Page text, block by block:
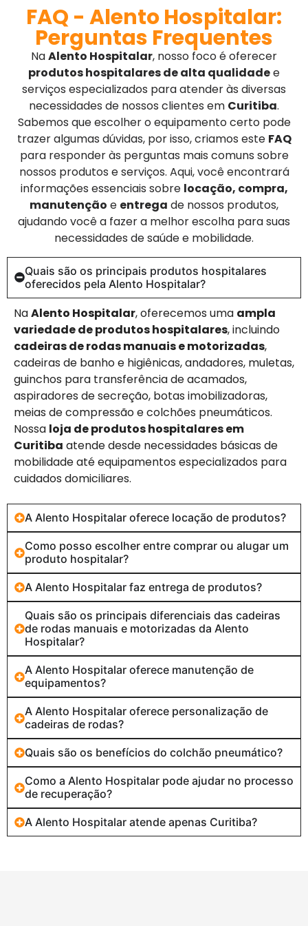
FAQ - Alento Hospitalar:
Perguntas Frequentes
NaAlento Hospitalar, nosso foco é oferecer
produtos hospitalares de alta qualidadee
serviços especializados para atender às diversas
necessidades de nossos clientes em Curitiba.
Sabemos que escolher o equipamento certo pode
trazer algumas dúvidas, por isso, criamos este FAQ
para responder às perguntas mais comuns sobre
nossos produtos e serviços. Aqui, você encontrará
informações essenciais sobre locação, compra,
manutenção e entrega de nossos produtos,
ajudando você a fazer a melhor escolha para suas
necessidades de saúde e mobilidade.
Quais são os principais produtos hospitalares
oferecidos pela Alento Hospitalar?
NaAlento Hospitalar, oferecemos uma ampla
variedade de produtos hospitalares, incluindo
cadeiras de rodas manuais e motorizadas,
cadeiras de banho e higiênicas, andadores, muletas,
guinchos para transferência de acamados,
aspiradores de secreção, botas imobilizadoras,
meias de compressão e colchões pneumáticos.
Nossa loja de produtos hospitalares em
Curitiba atende desde necessidades básicas de
mobilidade até equipamentos especializados para
cuidados domiciliares.
A Alento Hospitalar oferece locação de produtos?
Como posso escolher entre comprar ou alugar um
produto hospitalar?
A Alento Hospitalar faz entrega de produtos?
Quais são os principais diferenciais das cadeiras
de rodas manuais e motorizadas da Alento
Hospitalar?
A Alento Hospitalar oferece manutenção de
equipamentos?
A Alento Hospitalar oferece personalização de
cadeiras de rodas?
Quais são os benefícios do colchão pneumático?
Como a Alento Hospitalar pode ajudar no processo
de recuperação?
A Alento Hospitalar atende apenas Curitiba?